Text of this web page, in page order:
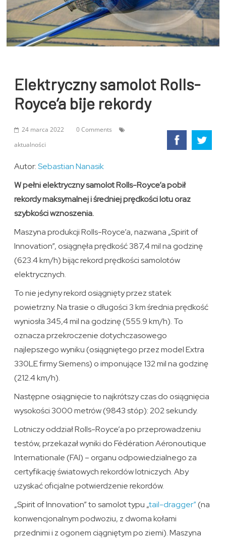
Elektryczny samolot Rolls-
Royce’a bije rekordy
24 marca 2022
0 Comments
aktualności
Autor:Sebastian Nanasik
W pełni elektryczny samolot Rolls-Royce’a pobił
rekordy maksymalnej i średniej prędkości lotu oraz
szybkości wznoszenia.
Maszyna produkcji Rolls-Royce’a, nazwana „Spirit of
Innovation”, osiągnęła prędkość 387,4 mil na godzinę
(623.4 km/h) bijąc rekord prędkości samolotów
elektrycznych.
To nie jedyny rekord osiągnięty przez statek
powietrzny. Na trasie o długości 3 km średnia prędkość
wyniosła 345,4 mil na godzinę (555.9 km/h). To
oznacza przekroczenie dotychczasowego
najlepszego wyniku (osiągniętego przez model Extra
330LE firmy Siemens) o imponujące 132 mil na godzinę
(212.4 km/h).
Następne osiągnięcie to najkrótszy czas do osiągnięcia
wysokości 3000 metrów (9843 stóp): 202 sekundy.
Lotniczy oddział Rolls-Royce’a po przeprowadzeniu
testów, przekazał wyniki do Fédération Aéronoutique
Internationale (FAI) – organu odpowiedzialnego za
certyfikację światowych rekordów lotniczych. Aby
uzyskać oficjalne potwierdzenie rekordów.
„Spirit of Innovation” to samolot typu „tail-dragger”(na
konwencjonalnym podwoziu, z dwoma kołami
przednimi i z ogonem ciągniętym po ziemi). Maszyna